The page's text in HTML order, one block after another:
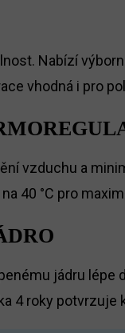
Nabízí
vhodná i pro
vzduchu a
40 °C pro
jádru lépe
4 roky potvrzuje